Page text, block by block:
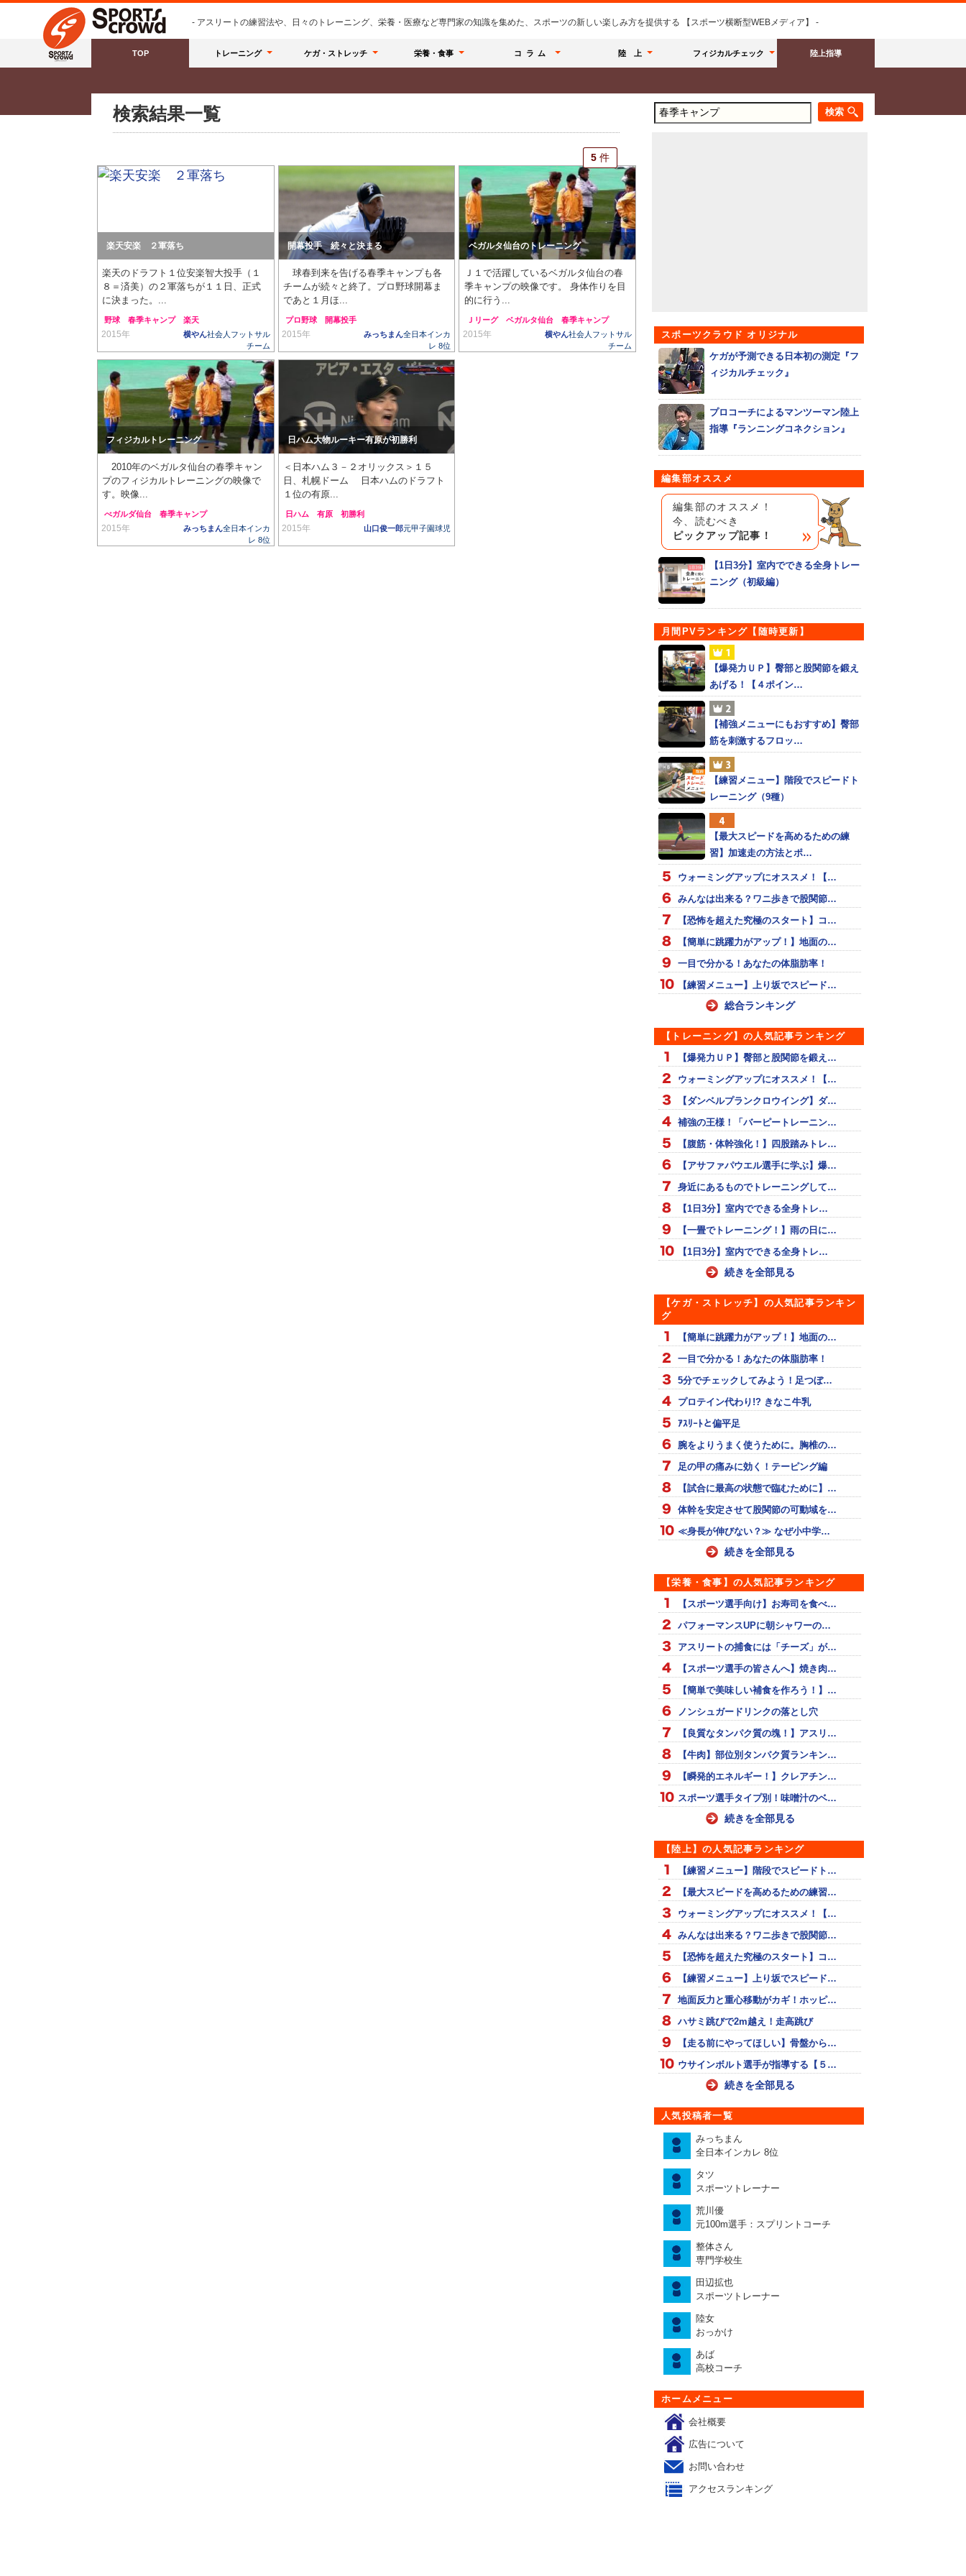
- アスリートの練習法や、日々のトレーニング、栄養・医療など専門家の知識を集めた、スポーツの新しい楽しみ方を提供する 【スポーツ横断型WEBメディア】 -
TOP トレーニング ケガ・ストレッチ 栄養・食事 コラム 陸 上 フィジカルチェック 陸上指導
検索結果一覧
5 件
楽天安楽 ２軍落ち
楽天のドラフト１位安楽智大投手（１
８＝済美）の２軍落ちが１１日、正式
に決まった。...
野球 春季キャンプ 楽天
2015年 横やん社会人フットサル
チーム
開幕投手 続々と決まる
球春到来を告げる春季キャンプも各
チームが続々と終了。プロ野球開幕ま
であと１月ほ...
プロ野球 開幕投手
2015年 みっちまん全日本インカ
レ 8位
ベガルタ仙台のトレーニング
Ｊ１で活躍しているベガルタ仙台の春
季キャンプの映像です。 身体作りを目
的に行う...
Ｊリーグ ベガルタ仙台 春季キャンプ
2015年 横やん社会人フットサル
チーム
フィジカルトレーニング
2010年のベガルタ仙台の春季キャン
プのフィジカルトレーニングの映像で
す。映像...
べガルダ仙台 春季キャンプ
2015年 みっちまん全日本インカ
レ 8位
日ハム大物ルーキー有原が初勝利
＜日本ハム３－２オリックス＞１５
日、札幌ドーム 日本ハムのドラフト
１位の有原...
日ハム 有原 初勝利
2015年 山口俊一郎元甲子園球児
5 件
スポーツクラウド オリジナル
ケガが予測できる日本初の測定『フ
ィジカルチェック』
プロコーチによるマンツーマン陸上
指導『ランニングコネクション』
編集部オススメ
編集部のオススメ！
今、読むべき
ピックアップ記事！
【1日3分】室内でできる全身トレー
ニング（初級編）
月間PVランキング【随時更新】
【爆発力ＵＰ】臀部と股関節を鍛え
あげる！【４ポイン…
【補強メニューにもおすすめ】臀部
筋を刺激するフロッ…
【練習メニュー】階段でスピードト
レーニング（9種）
【最大スピードを高めるための練
習】加速走の方法とポ…
ウォーミングアップにオススメ！【…
みんなは出来る？ワニ歩きで股関節…
【恐怖を超えた究極のスタート】コ…
【簡単に跳躍力がアップ！】地面の…
一目で分かる！あなたの体脂肪率！
【練習メニュー】上り坂でスピード…
総合ランキング
【トレーニング】の人気記事ランキング
【爆発力ＵＰ】臀部と股関節を鍛え…
ウォーミングアップにオススメ！【…
【ダンベルプランクロウイング】ダ…
補強の王様！「バーピートレーニン…
【腹筋・体幹強化！】四股踏みトレ…
【アサファパウエル選手に学ぶ】爆…
身近にあるものでトレーニングして…
【1日3分】室内でできる全身トレ…
【一畳でトレーニング！】雨の日に…
【1日3分】室内でできる全身トレ…
続きを全部見る
【ケガ・ストレッチ】の人気記事ランキン
グ
【簡単に跳躍力がアップ！】地面の…
一目で分かる！あなたの体脂肪率！
5分でチェックしてみよう！足つぼ…
プロテイン代わり!? きなこ牛乳
ｱｽﾘｰﾄと偏平足
腕をよりうまく使うために。胸椎の…
足の甲の痛みに効く！テーピング編
【試合に最高の状態で臨むために】…
体幹を安定させて股関節の可動域を…
≪身長が伸びない？≫ なぜ小中学…
続きを全部見る
【栄養・食事】の人気記事ランキング
【スポーツ選手向け】お寿司を食べ…
パフォーマンスUPに朝シャワーの…
アスリートの捕食には「チーズ」が…
【スポーツ選手の皆さんへ】焼き肉…
【簡単で美味しい補食を作ろう！】…
ノンシュガードリンクの落とし穴
【良質なタンパク質の塊！】アスリ…
【牛肉】部位別タンパク質ランキン…
【瞬発的エネルギー！】クレアチン…
スポーツ選手タイプ別！味噌汁のベ…
続きを全部見る
【陸上】の人気記事ランキング
【練習メニュー】階段でスピードト…
【最大スピードを高めるための練習…
ウォーミングアップにオススメ！【…
みんなは出来る？ワニ歩きで股関節…
【恐怖を超えた究極のスタート】コ…
【練習メニュー】上り坂でスピード…
地面反力と重心移動がカギ！ホッピ…
ハサミ跳びで2m越え！走高跳び
【走る前にやってほしい】骨盤から…
ウサインボルト選手が指導する【５…
続きを全部見る
人気投稿者一覧
みっちまん
全日本インカレ 8位
タツ
スポーツトレーナー
荒川優
元100m選手：スプリントコーチ
整体さん
専門学校生
田辺拡也
スポーツトレーナー
陸女
おっかけ
あば
高校コーチ
ホームメニュー
会社概要
広告について
お問い合わせ
アクセスランキング